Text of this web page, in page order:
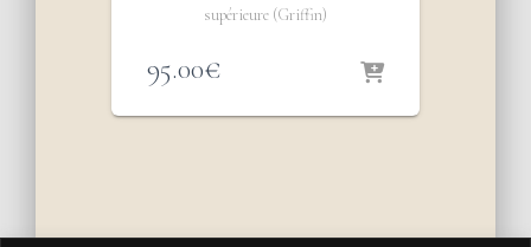
supérieure (Griffin)
95.00€